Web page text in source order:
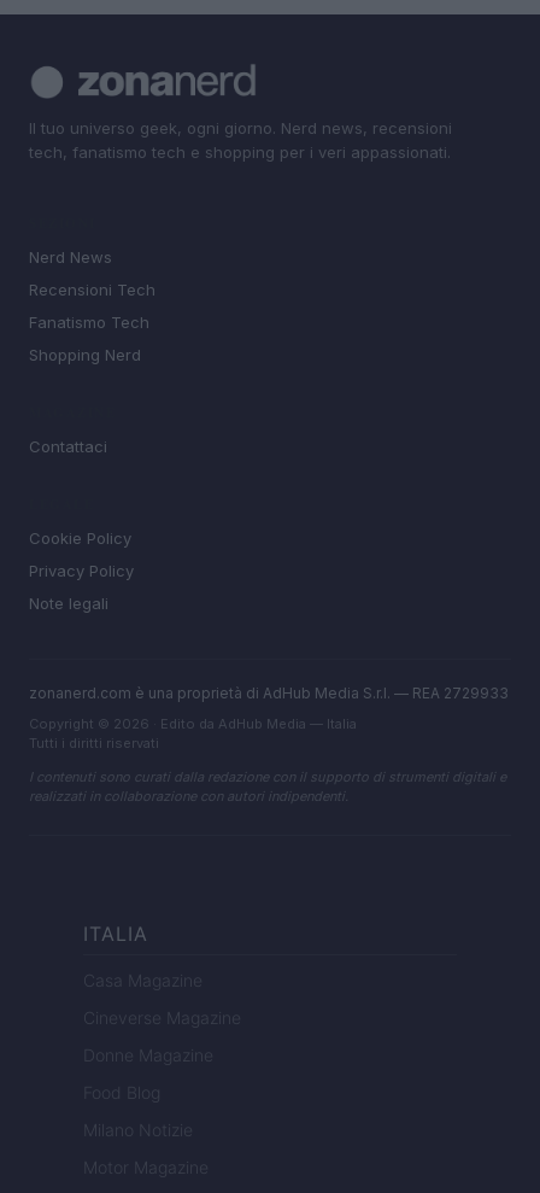
Il tuo universo geek, ogni giorno. Nerd news, recensioni
tech, fanatismo tech e shopping per i veri appassionati.
Nerd News
Recensioni Tech
Fanatismo Tech
Shopping Nerd
Contattaci
Cookie Policy
Privacy Policy
Note legali
zonanerd.com è una proprietà di AdHub Media S.r.l. — REA 2729933
Copyright © 2026 · Edito da AdHub Media — Italia
Tutti i diritti riservati
I contenuti sono curati dalla redazione con il supporto di strumenti digitali e
realizzati in collaborazione con autori indipendenti.
ITALIA
Casa Magazine
Cineverse Magazine
Donne Magazine
Food Blog
Milano Notizie
Motor Magazine